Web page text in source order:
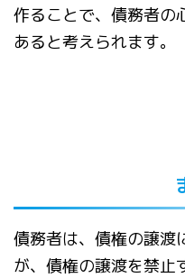
作ることで、債務者の
あると考えられます。
債務者は、債権の譲渡
が、債権の譲渡を禁止